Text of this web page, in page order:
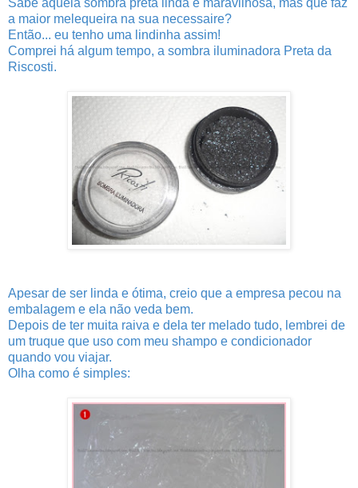
Sabe aquela sombra preta linda e maravilhosa, mas que faz
a maior melequeira na sua necessaire?
Então... eu tenho uma lindinha assim!
Comprei há algum tempo, a sombra iluminadora Preta da
Riscosti.
Apesar de ser linda e ótima, creio que a empresa pecou na
embalagem e ela não veda bem.
Depois de ter muita raiva e dela ter melado tudo, lembrei de
um truque que uso com meu shampo e condicionador
quando vou viajar.
Olha como é simples: